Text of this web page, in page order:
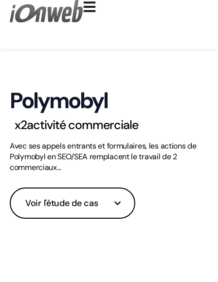
Aller
Polymobyl
x2activité commerciale
Avec ses appels entrants et formulaires, les actions de
Polymobyl en SEO/SEA remplacent le travail de 2
commerciaux…
Voir l'étude de cas